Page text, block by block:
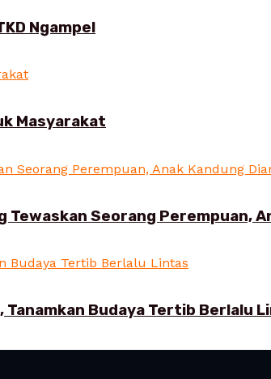
Ngampel
Masyarakat
Tewaskan Seorang Perempuan,
Tanamkan Budaya Tertib Berlalu